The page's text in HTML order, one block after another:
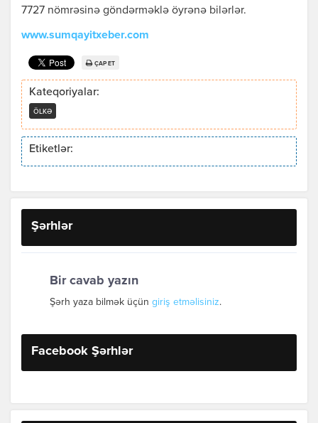
7727 nömrəsinə göndərməklə öyrənə bilərlər.
www.sumqayitxeber.com
ÇAP ET
Kateqoriyalar:
ÖLKƏ
Etiketlər:
Şərhlər
Bir cavab yazın
Şərh yaza bilmək üçün giriş etməlisiniz.
Facebook Şərhlər